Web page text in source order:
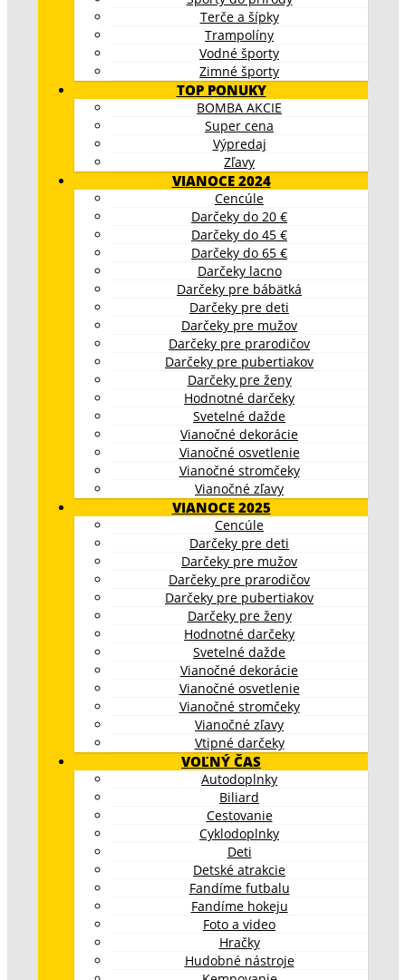
Terče a šípky
Trampolíny
Vodné športy
Zimné športy
TOP PONUKY
BOMBA AKCIE
Super cena
Výpredaj
Zľavy
VIANOCE 2024
Cencúle
Darčeky do 20 €
Darčeky do 45 €
Darčeky do 65 €
Darčeky lacno
Darčeky pre bábätká
Darčeky pre deti
Darčeky pre mužov
Darčeky pre prarodičov
Darčeky pre pubertiakov
Darčeky pre ženy
Hodnotné darčeky
Svetelné dažde
Vianočné dekorácie
Vianočné osvetlenie
Vianočné stromčeky
Vianočné zľavy
VIANOCE 2025
Cencúle
Darčeky pre deti
Darčeky pre mužov
Darčeky pre prarodičov
Darčeky pre pubertiakov
Darčeky pre ženy
Hodnotné darčeky
Svetelné dažde
Vianočné dekorácie
Vianočné osvetlenie
Vianočné stromčeky
Vianočné zľavy
Vtipné darčeky
VOĽNÝ ČAS
Autodoplnky
Biliard
Cestovanie
Cyklodoplnky
Deti
Detské atrakcie
Fandíme futbalu
Fandíme hokeju
Foto a video
Hračky
Hudobné nástroje